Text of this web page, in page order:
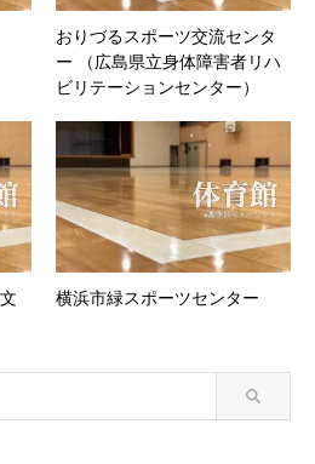
おりづるスポーツ交流センタ
ー （広島県立身体障害者リハ
ビリテーションセンター）
横浜市緑スポーツセンター